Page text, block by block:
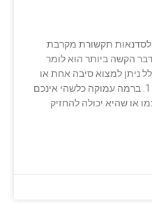
תקשורת מקרבת
הקשה ביותר הוא לומר
ניתן למצוא סיבה אחת או
יותר העומדות בבסיס הקושי הזה: 1. ברמה עמוקה כלשהי אינכם
או שהיא יכולה להחזיק